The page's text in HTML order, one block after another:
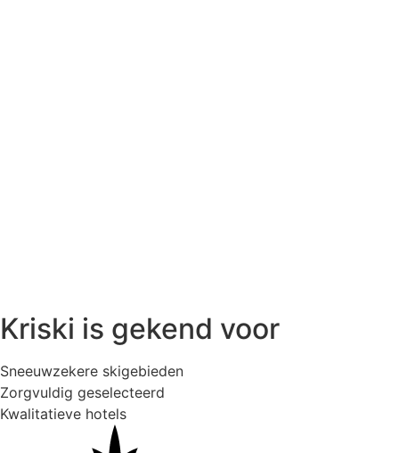
Kriski is gekend voor
Sneeuwzekere skigebieden
Zorgvuldig geselecteerd
Kwalitatieve hotels